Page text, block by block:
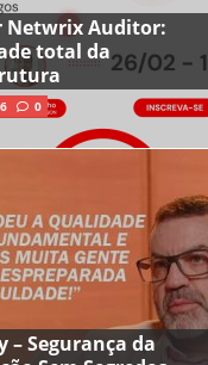
Netwrix Auditor:
total da
0
– Segurança da